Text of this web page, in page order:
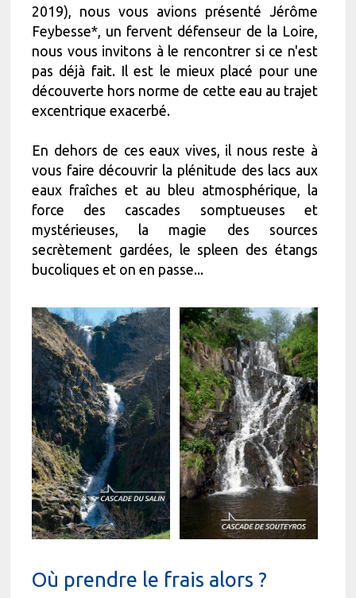
2019), nous vous avions présenté Jérôme
Feybesse*, un fervent défenseur de la Loire,
nous vous invitons à le rencontrer si ce n'est
pas déjà fait. Il est le mieux placé pour une
découverte hors norme de cette eau au trajet
excentrique exacerbé.
En dehors de ces eaux vives, il nous reste à
vous faire découvrir la plénitude des lacs aux
eaux fraîches et au bleu atmosphérique, la
force des cascades somptueuses et
mystérieuses, la magie des sources
secrètement gardées, le spleen des étangs
bucoliques et on en passe...
Où prendre le frais alors ?